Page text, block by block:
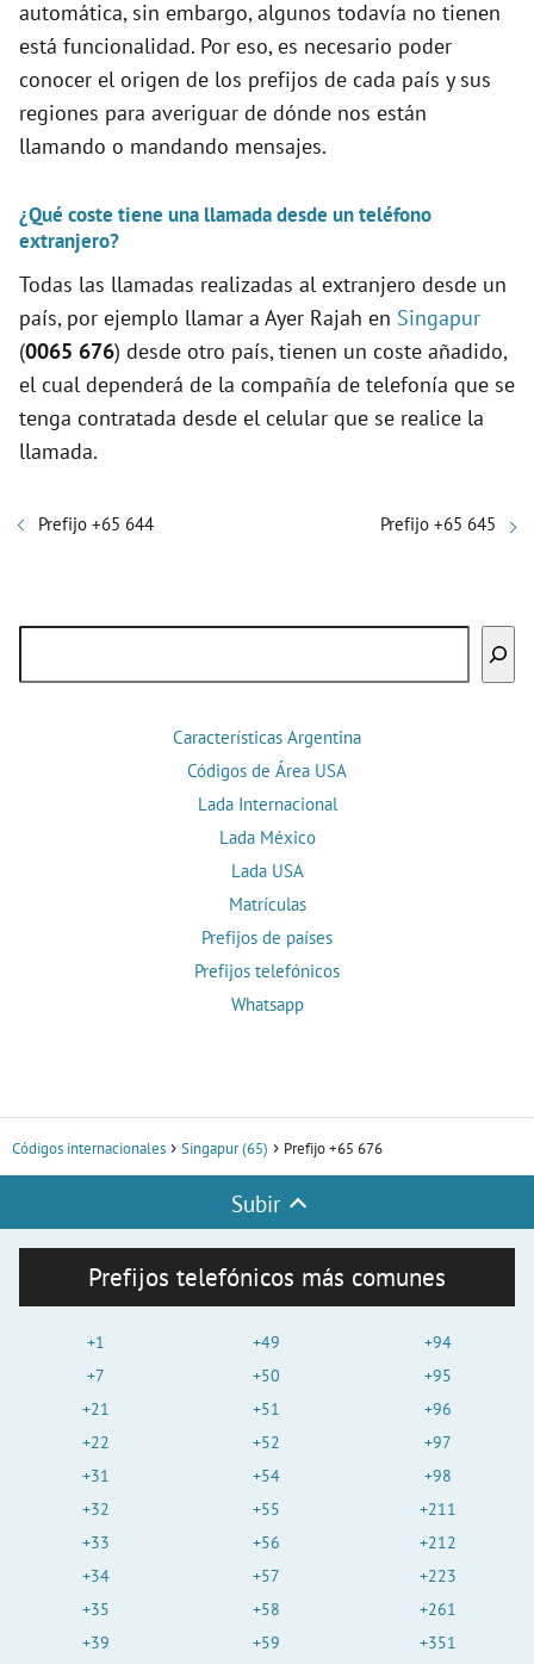
automática, sin embargo, algunos todavía no tienen
está funcionalidad. Por eso, es necesario poder
conocer el origen de los prefijos de cada país y sus
regiones para averiguar de dónde nos están
llamando o mandando mensajes.
¿Qué coste tiene una llamada desde un teléfono
extranjero?
Todas las llamadas realizadas al extranjero desde un
país, por ejemplo llamar a Ayer Rajah en Singapur
(0065 676) desde otro país, tienen un coste añadido,
el cual dependerá de la compañía de telefonía que se
tenga contratada desde el celular que se realice la
llamada.
Prefijo +65 644 Prefijo +65 645
Características Argentina
Códigos de Área USA
Lada Internacional
Lada México
Lada USA
Matrículas
Prefijos de países
Prefijos telefónicos
Whatsapp
Códigos internacionales Singapur (65) Prefijo +65 676
Subir
Prefijos telefónicos más comunes
+1
+7
+21
+22
+31
+32
+33
+34
+35
+39
+49
+50
+51
+52
+54
+55
+56
+57
+58
+59
+94
+95
+96
+97
+98
+211
+212
+223
+261
+351